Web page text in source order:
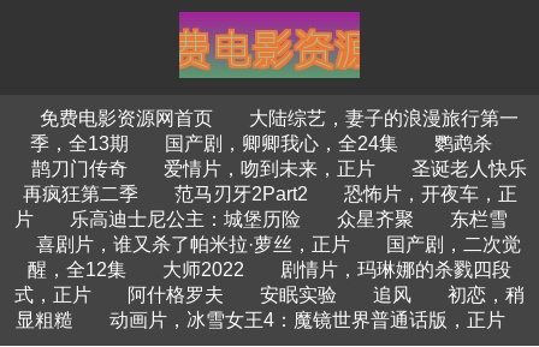
免费电影资源网首页
大陆综艺，妻子的浪漫旅行第一
季，全13期
国产剧，卿卿我心，全24集
鹦鹉杀
鹊刀门传奇
爱情片，吻到未来，正片
圣诞老人快乐
再疯狂第二季
范马刃牙2Part2
恐怖片，开夜车，正
片
乐高迪士尼公主：城堡历险 众星齐聚
东栏雪
喜剧片，谁又杀了帕米拉·萝丝，正片
国产剧，二次觉
醒，全12集
大师2022
剧情片，玛琳娜的杀戮四段
式，正片
阿什格罗夫 安眠实验 追风
初恋，稍
显粗糙
动画片，冰雪女王4：魔镜世界普通话版，正片